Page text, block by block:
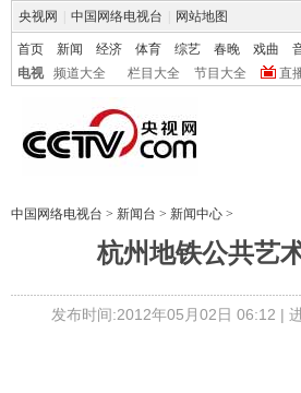
央视网 中国网络电视台 网站地图
首页 新闻 经济 体育 综艺 春晚 戏曲
电视
频道大全 栏目大全 节目大全 直
中国网络电视台 > 新闻台 > 新闻中心 >
杭州地铁公共艺
发布时间:2012年05月02日 06:12 |